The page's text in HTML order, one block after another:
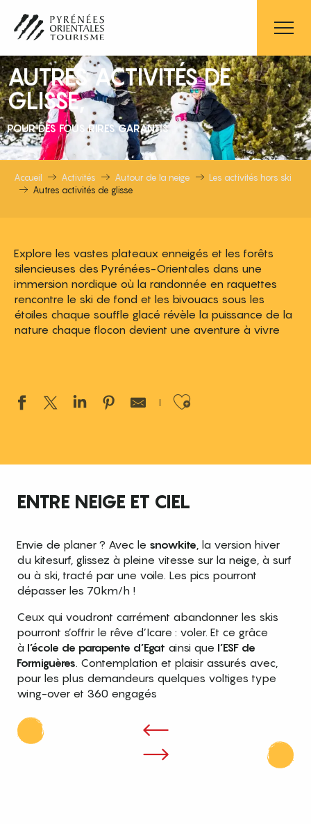
contenu
principal
AUTRES ACTIVITÉS DE
GLISSE,
POUR DES FOUS RIRES GARANTIS
Accueil Activités Autour de la neige
Les activités hors ski
Autres activités de glisse
Explore les vastes plateaux enneigés et les forêts
silencieuses des Pyrénées-Orientales dans une
immersion nordique où la randonnée en raquettes
rencontre le ski de fond et les bivouacs sous les
étoiles chaque souffle glacé révèle la puissance de la
nature chaque flocon devient une aventure à vivre
Ajouter aux
ENTRE NEIGE ET CIEL
Envie de planer ? Avec le snowkite , la version hiver
du kitesurf, glissez à pleine vitesse sur la neige, à surf
ou à ski, tracté par une voile. Les pics pourront
dépasser les 70km/h !
Ceux qui voudront carrément abandonner les skis
pourront s’offrir le rêve d’Icare : voler. Et ce grâce
à l’école de parapente d’Egat ainsi que l’ESF de
Formiguères. Contemplation et plaisir assurés avec,
pour les plus demandeurs quelques voltiges type
wing-over et 360 engagés